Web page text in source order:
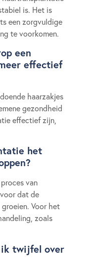
is. Het is
een zorgvuldige
te voorkomen.
een
effectief
haarzakjes
gezondheid
effectief zijn,
het
van
dat de
Voor het
zoals
twijfel over